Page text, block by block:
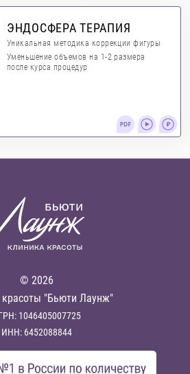
ЭНДОСФЕРА ТЕРАПИЯ
Уникальная методика коррекции фигуры
Уменьшение объемов на 1-2 размера
после курса процедур
© 2026
красоты "Бьюти Лаунж"
1046405007725
ИНН: 6452088844